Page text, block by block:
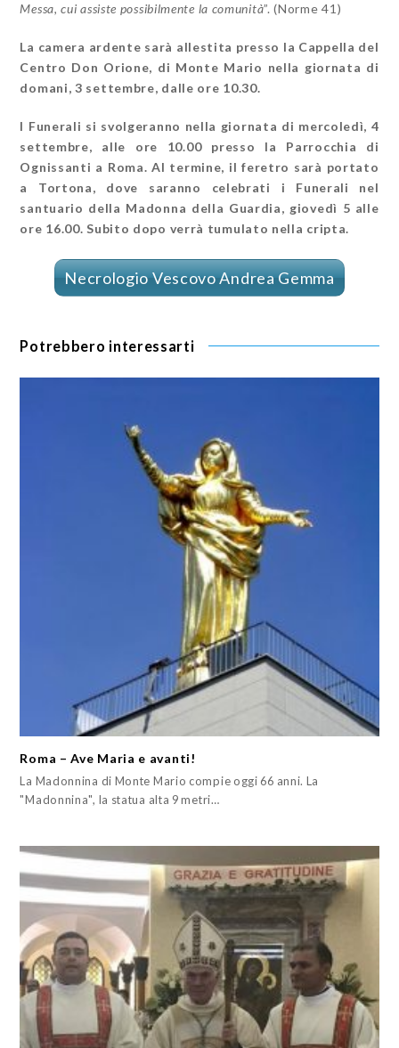
Messa, cui assiste possibilmente la comunità”. (Norme 41)
La camera ardente sarà allestita presso la Cappella del
Centro Don Orione, di Monte Mario nella giornata di
domani, 3 settembre, dalle ore 10.30.
I Funerali si svolgeranno nella giornata di mercoledì, 4
settembre, alle ore 10.00 presso la Parrocchia di
Ognissanti a Roma. Al termine, il feretro sarà portato
a Tortona, dove saranno celebrati i Funerali nel
santuario della Madonna della Guardia, giovedì 5 alle
ore 16.00. Subito dopo verrà tumulato nella cripta.
Necrologio Vescovo Andrea Gemma
Potrebbero interessarti
Roma – Ave Maria e avanti!
La Madonnina di Monte Mario compie oggi 66 anni. La
"Madonnina", la statua alta 9 metri…